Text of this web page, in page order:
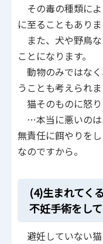
その毒の種類に
に至ることもありま
また、犬や野鳥
ことになります。
動物のみではな
うことも考えられま
猫そのものに怒り
…本当に悪いのは
無責任に餌やりを
なのですから。
(4)生まれてく
不妊手術をして
避妊していない